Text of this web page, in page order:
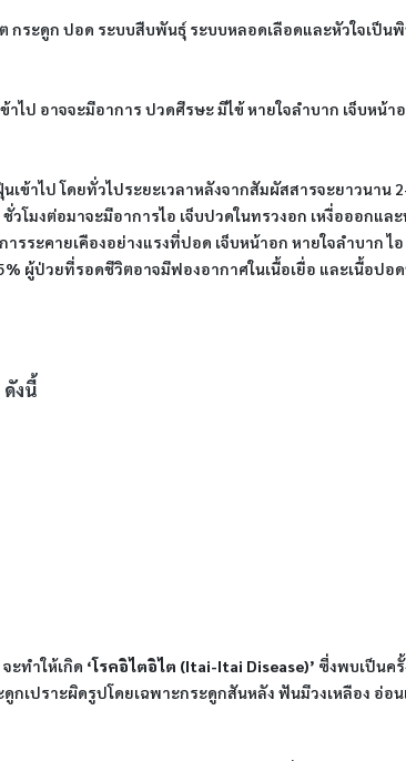
กระดูก ปอด ระบบสืบพันธุ์ ระบบหลอดเลือดและหัวใจเป็น
าไป อาจจะมีอาการ ปวดศีรษะ มีไข้ หายใจลำบาก เจ็บหน้า
ข้าไป โดยทั่วไประยะเวลาหลังจากสัมผัสสารจะยาวนาน
โมงต่อมาจะมีอาการไอ เจ็บปวดในทรวงอก เหงื่อออกแล
รระคายเคืองอย่างแรงที่ปอด เจ็บหน้าอก หายใจลำบาก ไ
ผู้ป่วยที่รอดชีวิตอาจมีฟองอากาศในเนื้อเยื่อ และเนื้อปอ
ดังนี้
ะทำให้เกิด ‘โรคอิไตอิไต (Itai-Itai Disease)’ ซึ่งพบเป็นค
เปราะผิดรูปโดยเฉพาะกระดูกสันหลัง ฟันมีวงเหลือง อ่อ